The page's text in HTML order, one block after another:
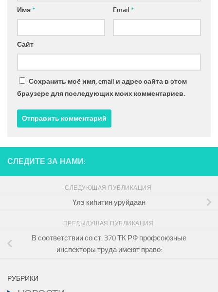
Имя* Email *
Сайт
Сохранить моё имя, email и адрес сайта в этом
браузере для последующих моих комментариев.
СЛЕДИТЕ ЗА НАМИ:
СЛЕДУЮЩАЯ ПУБЛИКАЦИЯ
Үлэ киһитин уруйдаан
ПРЕДЫДУЩАЯ ПУБЛИКАЦИЯ
В соответствии со ст. 370 ТК РФ профсоюзные
инспекторы труда имеют право:
РУБРИКИ